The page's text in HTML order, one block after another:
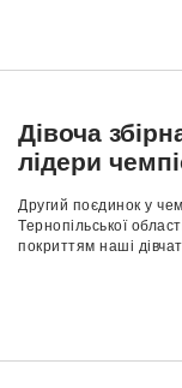
Дівоча
лідери
Другий поєдинок у
Тернопільської
покриттям наші